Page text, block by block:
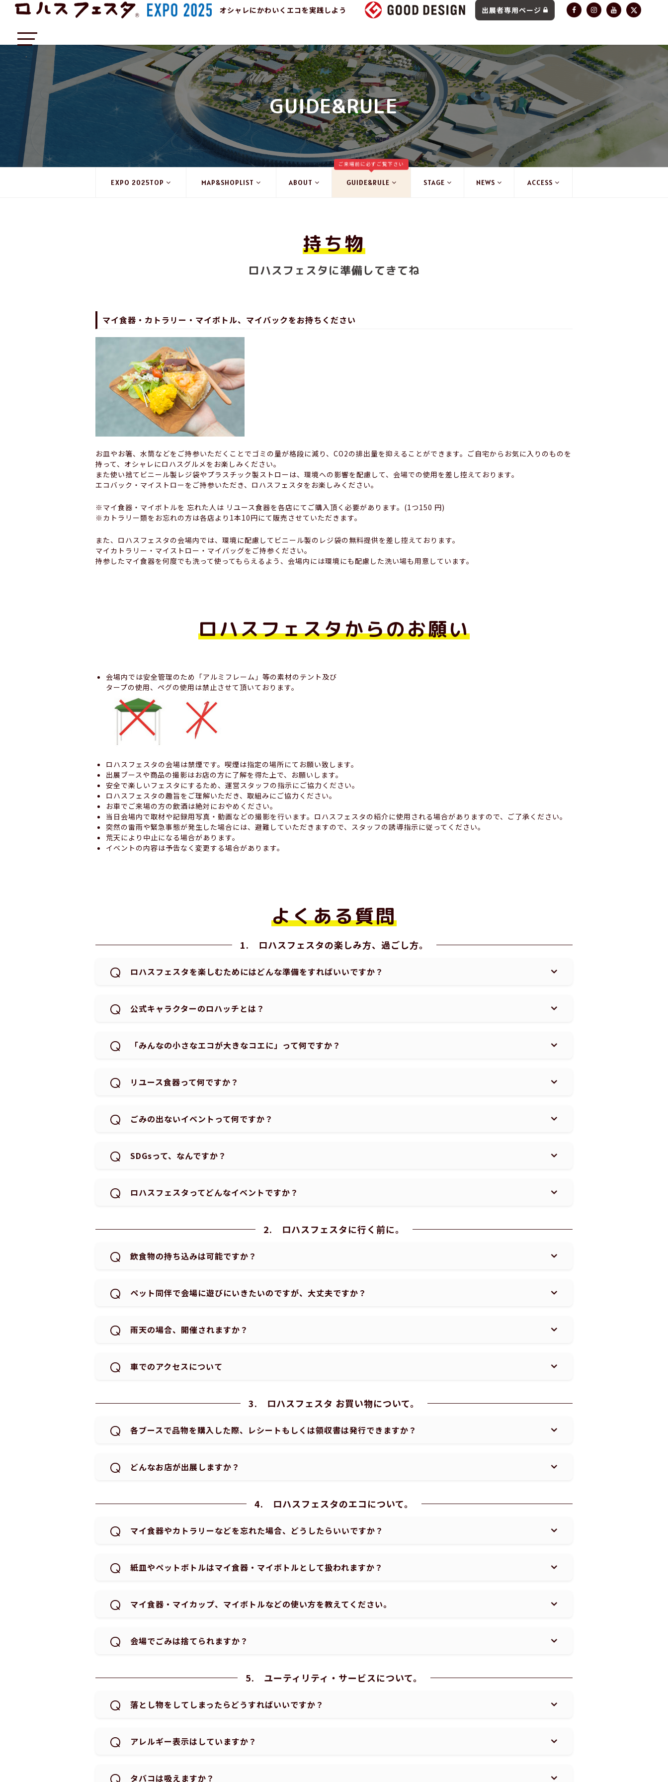
オシャレにかわいくエコを実践しよう 出展者専用ページ
GUIDE&RULE
EXPO 2025TOP MAP&SHOPLIST ABOUT GUIDE&RULE
ご来場前に必ずご覧下さい
STAGE NEWS ACCESS
持ち物
ロハスフェスタに準備してきてね
マイ食器・カトラリー・マイボトル、マイバックをお持ちください
お皿やお箸、水筒などをご持参いただくことでゴミの量が格段に減り、CO2の排出量を抑えることができます。ご自宅からお気に入りのものを
持って、オシャレにロハスグルメをお楽しみください。
また使い捨てビニール製レジ袋やプラスチック製ストローは、環境への影響を配慮して、会場での使用を差し控えております。
エコバック・マイストローをご持参いただき、ロハスフェスタをお楽しみください。
※マイ食器・マイボトルを 忘れた人は リユース食器を各店にてご購入頂く必要があります。(1つ150 円)
※カトラリー類をお忘れの方は各店より1本10円にて販売させていただきます。
また、ロハスフェスタの会場内では、環境に配慮してビニール製のレジ袋の無料提供を差し控えております。
マイカトラリー・マイストロー・マイバッグをご持参ください。
持参したマイ食器を何度でも洗って使ってもらえるよう、会場内には環境にも配慮した洗い場も用意しています。
ロハスフェスタからのお願い
会場内では安全管理のため「アルミフレーム」等の素材のテント及び
タープの使用、ペグの使用は禁止させて頂いております。
ロハスフェスタの会場は禁煙です。喫煙は指定の場所にてお願い致します。
出展ブースや商品の撮影はお店の方に了解を得た上で、お願いします。
安全で楽しいフェスタにするため、運営スタッフの指示にご協力ください。
ロハスフェスタの趣旨をご理解いただき、取組みにご協力ください。
お車でご来場の方の飲酒は絶対におやめください。
当日会場内で取材や記録用写真・動画などの撮影を行います。ロハスフェスタの紹介に使用される場合がありますので、ご了承ください。
突然の雷雨や緊急事態が発生した場合には、避難していただきますので、スタッフの誘導指示に従ってください。
荒天により中止になる場合があります。
イベントの内容は予告なく変更する場合があります。
よくある質問
1. ロハスフェスタの楽しみ方、過ごし方。
ロハスフェスタを楽しむためにはどんな準備をすればいいですか？
公式キャラクターのロハッチとは？
「みんなの小さなエコが大きなコエに」って何ですか？
リユース食器って何ですか？
ごみの出ないイベントって何ですか？
SDGsって、なんですか？
ロハスフェスタってどんなイベントですか？
2. ロハスフェスタに行く前に。
飲食物の持ち込みは可能ですか？
ペット同伴で会場に遊びにいきたいのですが、大丈夫ですか？
雨天の場合、開催されますか？
車でのアクセスについて
3. ロハスフェスタ お買い物について。
各ブースで品物を購入した際、レシートもしくは領収書は発行できますか？
どんなお店が出展しますか？
4. ロハスフェスタのエコについて。
マイ食器やカトラリーなどを忘れた場合、どうしたらいいですか？
紙皿やペットボトルはマイ食器・マイボトルとして扱われますか？
マイ食器・マイカップ、マイボトルなどの使い方を教えてください。
会場でごみは捨てられますか？
5. ユーティリティ・サービスについて。
落とし物をしてしまったらどうすればいいですか？
アレルギー表示はしていますか？
タバコは吸えますか？